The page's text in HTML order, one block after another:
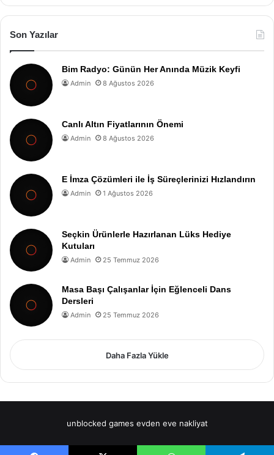
Son Yazılar
Bim Radyo: Günün Her Anında Müzik Keyfi
Admin 8 Ağustos 2026
Canlı Altın Fiyatlarının Önemi
Admin 8 Ağustos 2026
E İmza Çözümleri ile İş Süreçlerinizi Hızlandırın
Admin 1 Ağustos 2026
Seçkin Ürünlerle Hazırlanan Lüks Hediye
Kutuları
Admin 25 Temmuz 2026
Masa Başı Çalışanlar İçin Eğlenceli Dans
Dersleri
Admin 25 Temmuz 2026
Daha Fazla Yükle
unblocked games evden eve nakliyat